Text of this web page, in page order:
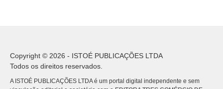
Copyright © 2026 - ISTOÉ PUBLICAÇÕES LTDA
Todos os direitos reservados.
A ISTOÉ PUBLICAÇÕES LTDA é um portal digital independente e sem